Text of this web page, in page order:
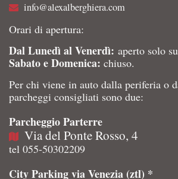
info@alexalberghiera.com
Orari di apertura:
Dal Lunedì al Venerdì: aperto solo
Sabato e Domenica: chiuso.
Per chi viene in auto dalla periferia o
parcheggi consigliati sono due:
Parcheggio Parterre
Via del Ponte Rosso, 4
tel 055-50302209
City Parking via Venezia (ztl) *